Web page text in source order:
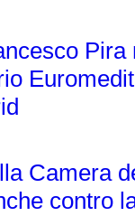
Camera
contro